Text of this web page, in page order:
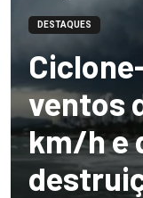
DESTAQUES
ventos
km/h e